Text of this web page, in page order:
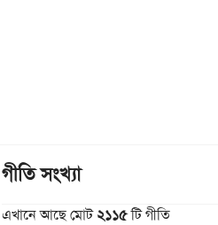
গীতি সংখ্যা
এখানে আছে মোট২১১৫টি গীতি